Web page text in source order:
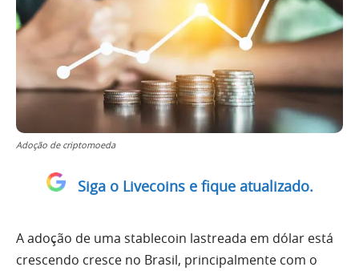
Adoção de criptomoeda
Siga o Livecoins e fique atualizado.
A adoção de uma stablecoin lastreada em dólar está
crescendo cresce no Brasil, principalmente com o